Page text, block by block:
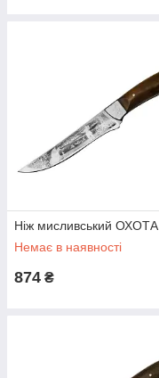
Ніж мисливський ОХОТА
Немає в наявності
874 ₴